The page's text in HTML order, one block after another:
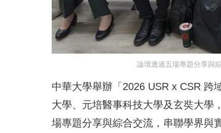
論壇透過五場專題分享與
中華大學舉辦「2026 USR x CSR 跨
大學、元培醫事科技大學及玄奘大學
場專題分享與綜合交流，串聯學界與